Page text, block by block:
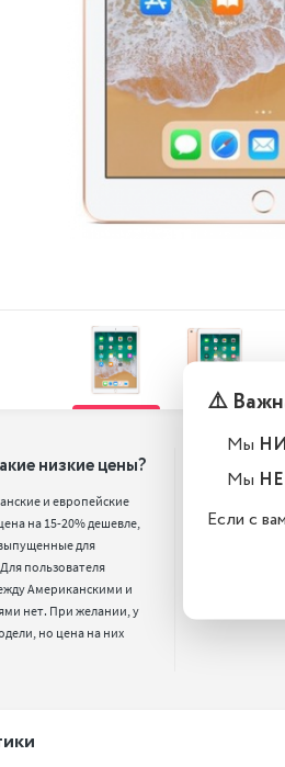
низкие цены?
и европейские
на 15-20% дешевле,
для
пользователя
Американскими и
нет. При желании, у
но цена на них
Все
⚠️
Мы
Мы НЕ
Если с